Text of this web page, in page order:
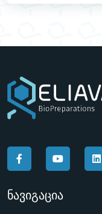
Ნავიგაცია